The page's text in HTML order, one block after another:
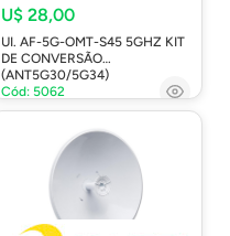
U$ 28,00
UI. AF-5G-OMT-S45 5GHZ KIT
DE CONVERSÃO
(ANT5G30/5G34)
Cód: 5062